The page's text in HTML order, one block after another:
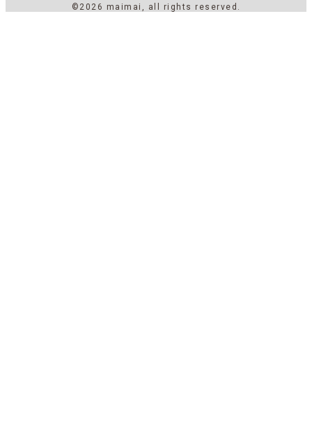
©2026 maimai, all rights reserved.